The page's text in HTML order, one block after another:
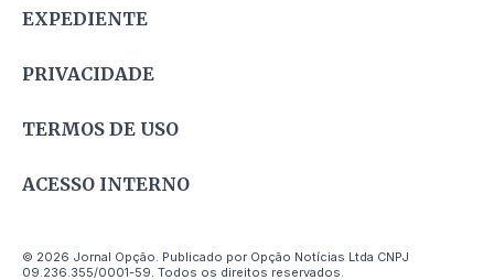
EXPEDIENTE
PRIVACIDADE
TERMOS DE USO
ACESSO INTERNO
© 2026 Jornal Opção. Publicado por Opção Notícias Ltda CNPJ
09.236.355/0001-59. Todos os direitos reservados.